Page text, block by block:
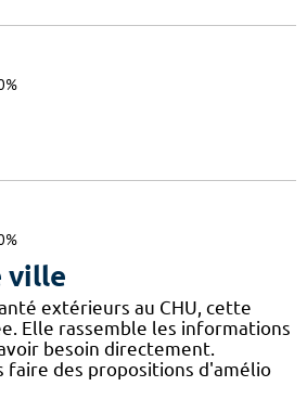
ville
extérieurs au CHU, cette
Elle rassemble les informations
besoin directement.
faire des propositions d'amélio